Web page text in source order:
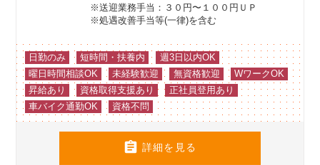
※送迎業務手当：３０円〜１００円ＵＰ
※処遇改善手当等(一律)を含む
日勤のみ 短時間・扶養内
週3日以内OK
曜日時間相談OK
未経験歓迎 無資格歓迎
WワークOK
昇給あり
資格取得支援あり
正社員登用あり
車バイク通勤OK
資格不問
 詳細を見る